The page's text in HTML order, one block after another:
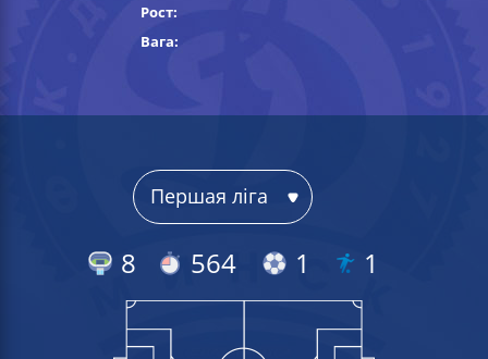
Рост:
Вага:
8 564 1 1